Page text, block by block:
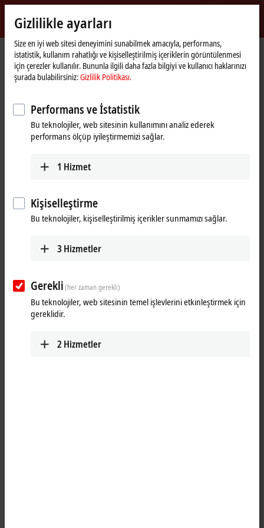
Beckhoff
-
New
Automation
Technology
Ana
sayfa
Ürünler I/O Bus Terminals KL2xxx | Digital output KL2184
KL2184 | Bus Terminal, 4-channel
digital output, 24 V DC, 0.5 A,
ground switching
Gizlilikle ayarları
Size en iyi web sitesi deneyimini sunabilmek amacıyla, performans,
istatistik, kullanım rahatlığı ve kişiselleştirilmiş içeriklerin görüntülenmesi
için çerezler kullanılır. Bununla ilgili daha fazla bilgiyi ve kullanıcı haklarınızı
şurada bulabilirsiniz:Gizlilik Politikası.
Performans ve İstatistik
Bu teknolojiler, web sitesinin kullanımını analiz ederek
performans ölçüp iyileştirmemizi sağlar.
1 Hizmet
Kişiselleştirme
Bu teknolojiler, kişiselleştirilmiş içerikler sunmamızı sağlar.
3 Hizmetler
Gerekli(her zaman gerekli)
Bu teknolojiler, web sitesinin temel işlevlerini etkinleştirmek için
gereklidir.
2 Hizmetler